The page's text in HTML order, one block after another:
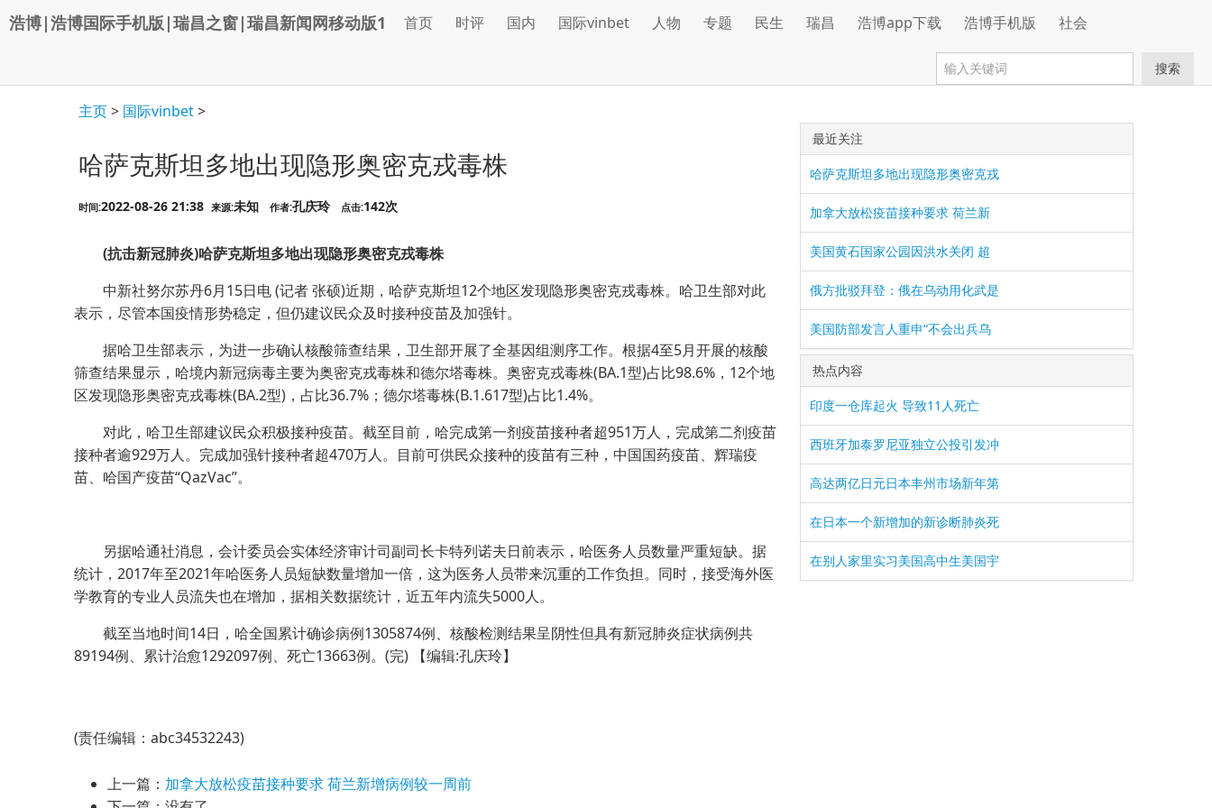
浩博|浩博国际手机版|瑞昌之窗|瑞昌新闻网移动版1 首页 时评 国内 国际vinbet 人物 专题 民生 瑞昌 浩博app下载 浩博手机版 社会
搜索
主页> 国际vinbet>
哈萨克斯坦多地出现隐形奥密克戎毒株
时间:2022-08-26 21:38 来源:未知 作者:孔庆玲 点击:142次
(抗击新冠肺炎)哈萨克斯坦多地出现隐形奥密克戎毒株
中新社努尔苏丹6月15日电 (记者 张硕)近期，哈萨克斯坦12个地区发现隐形奥密克戎毒株。哈卫生部对此
表示，尽管本国疫情形势稳定，但仍建议民众及时接种疫苗及加强针。
据哈卫生部表示，为进一步确认核酸筛查结果，卫生部开展了全基因组测序工作。根据4至5月开展的核酸
筛查结果显示，哈境内新冠病毒主要为奥密克戎毒株和德尔塔毒株。奥密克戎毒株(BA.1型)占比98.6%，12个地
区发现隐形奥密克戎毒株(BA.2型)，占比36.7%；德尔塔毒株(B.1.617型)占比1.4%。
对此，哈卫生部建议民众积极接种疫苗。截至目前，哈完成第一剂疫苗接种者超951万人，完成第二剂疫苗
接种者逾929万人。完成加强针接种者超470万人。目前可供民众接种的疫苗有三种，中国国药疫苗、辉瑞疫
苗、哈国产疫苗“QazVac”。
另据哈通社消息，会计委员会实体经济审计司副司长卡特列诺夫日前表示，哈医务人员数量严重短缺。据
统计，2017年至2021年哈医务人员短缺数量增加一倍，这为医务人员带来沉重的工作负担。同时，接受海外医
学教育的专业人员流失也在增加，据相关数据统计，近五年内流失5000人。
截至当地时间14日，哈全国累计确诊病例1305874例、核酸检测结果呈阴性但具有新冠肺炎症状病例共
89194例、累计治愈1292097例、死亡13663例。(完)
【编辑:孔庆玲】
(责任编辑：abc34532243)
上一篇： 加拿大放松疫苗接种要求 荷兰新增病例较一周前
最近关注
哈萨克斯坦多地出现隐形奥密克戎
加拿大放松疫苗接种要求 荷兰新
美国黄石国家公园因洪水关闭 超
俄方批驳拜登：俄在乌动用化武是
美国防部发言人重申“不会出兵乌
热点内容
印度一仓库起火 导致11人死亡
西班牙加泰罗尼亚独立公投引发冲
高达两亿日元日本丰州市场新年第
在日本一个新增加的新诊断肺炎死
在别人家里实习美国高中生美国宇